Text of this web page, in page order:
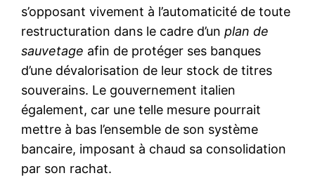
s’opposant vivement à l’automaticité de toute
restructuration dans le cadre d’unplan de
sauvetage afin de protéger ses banques
d’une dévalorisation de leur stock de titres
souverains. Le gouvernement italien
également, car une telle mesure pourrait
mettre à bas l’ensemble de son système
bancaire, imposant à chaud sa consolidation
par son rachat.